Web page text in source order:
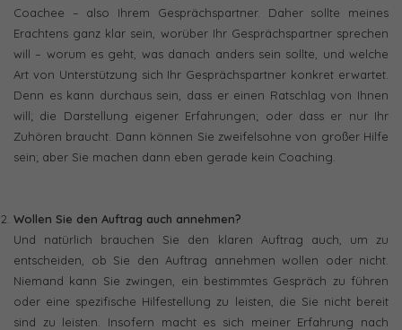
Coachee – also Ihrem Gesprächspartner. Daher sollte meines
Erachtens ganz klar sein, worüber Ihr Gesprächspartner sprechen
will – worum es geht, was danach anders sein sollte, und welche
Art von Unterstützung sich Ihr Gesprächspartner konkret erwartet.
Denn es kann durchaus sein, dass er einen Ratschlag von Ihnen
will; die Darstellung eigener Erfahrungen; oder dass er nur Ihr
Zuhören braucht. Dann können Sie zweifelsohne von großer Hilfe
sein; aber Sie machen dann eben gerade kein Coaching.
Wollen Sie den Auftrag auch annehmen?
Und natürlich brauchen Sie den klaren Auftrag auch, um zu
entscheiden, ob Sie den Auftrag annehmen wollen oder nicht.
Niemand kann Sie zwingen, ein bestimmtes Gespräch zu führen
oder eine spezifische Hilfestellung zu leisten, die Sie nicht bereit
sind zu leisten. Insofern macht es sich meiner Erfahrung nach